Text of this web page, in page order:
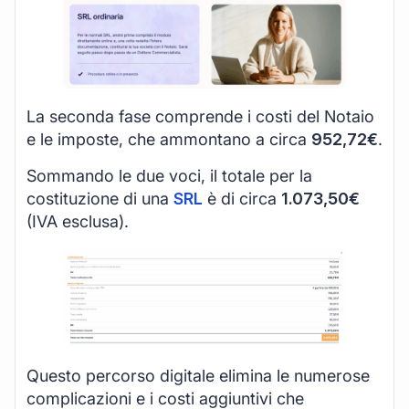
La seconda fase comprende i costi del Notaio
e le imposte, che ammontano a circa 952,72€.
Sommando le due voci, il totale per la
costituzione di una SRL è di circa 1.073,50€
(IVA esclusa).
Questo percorso digitale elimina le numerose
complicazioni e i costi aggiuntivi che